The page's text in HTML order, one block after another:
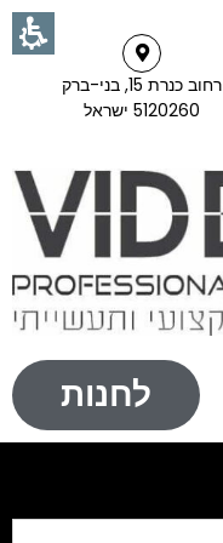
רחוב כנרת 15, בני-ברק
5120260 ישראל
לחנות